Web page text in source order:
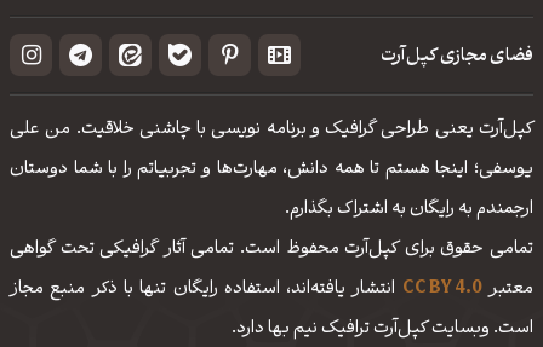
فضای مجازی کپل‌آرت
کپل‌آرت یعنی طراحی گرافیک و برنامه نویسی با چاشنی خلاقیت. من علی
یوسفی؛ اینجا هستم تا همه دانش، مهارت‌‌ها و تجربیاتم را با شما دوستان
ارجمندم به رایگان به اشتراک بگذارم.
تمامی حقوق برای کپل‌آرت محفوظ است. تمامی آثار گرافیکی تحت گواهی
معتبرCC BY 4.0 انتشار یافته‌اند، استفاده رایگان تنها با ذکر منبع مجاز
است. وبسایت کپل‌آرت ترافیک نیم بها دارد.